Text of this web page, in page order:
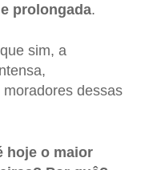
prolongada.
sim, a
dessas
hoje o maior